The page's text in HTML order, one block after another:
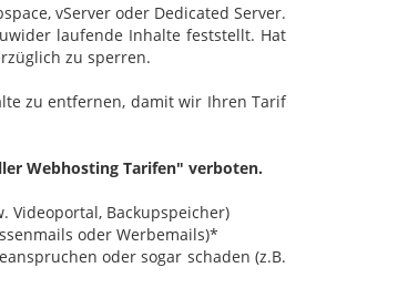
vServer oder Dedicated Server.
laufende Inhalte feststellt. Hat
zu sperren.
zu entfernen, damit wir Ihren Tarif
Webhosting Tarifen" verboten.
Videoportal, Backupspeicher)
oder Werbemails)*
oder sogar schaden (z.B.